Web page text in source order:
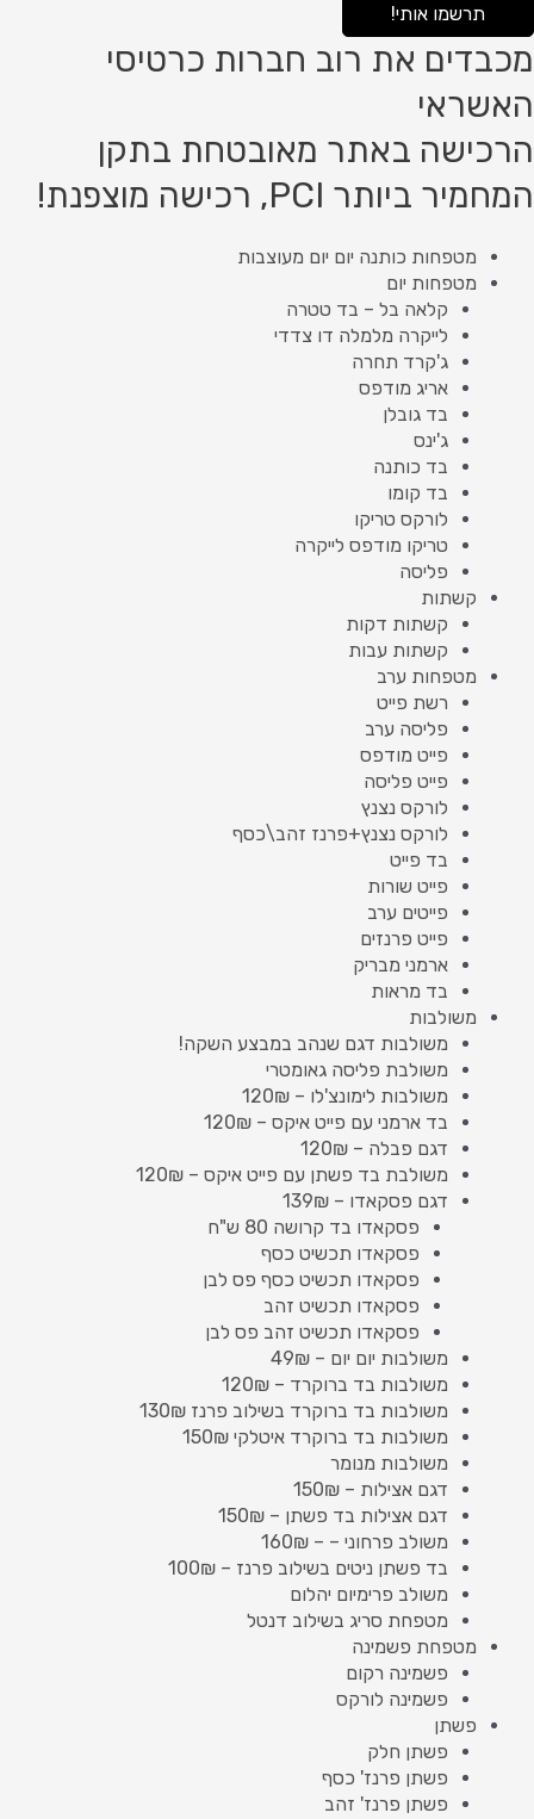
תרשמו אותי!
מכבדים את רוב חברות כרטיסי
האשראי
הרכישה באתר מאובטחת בתקן
המחמיר ביותר PCI, רכישה מוצפנת!
מטפחות כותנה יום יום מעוצבות
מטפחות יום
קלאה בל – בד טטרה
לייקרה מלמלה דו צדדי
ג'קרד תחרה
אריג מודפס
בד גובלן
ג'ינס
בד כותנה
בד קומו
לורקס טריקו
טריקו מודפס לייקרה
פליסה
קשתות
קשתות דקות
קשתות עבות
מטפחות ערב
רשת פייט
פליסה ערב
פייט מודפס
פייט פליסה
לורקס נצנץ
לורקס נצנץ+פרנז זהב\כסף
בד פייט
פייט שורות
פייטים ערב
פייט פרנזים
ארמני מבריק
בד מראות
משולבות
משולבות דגם שנהב במבצע השקה!
משולבת פליסה גאומטרי
משולבות לימונצ'לו – 120₪
בד ארמני עם פייט איקס – 120₪
דגם פבלה – 120₪
משולבת בד פשתן עם פייט איקס – 120₪
דגם פסקאדו – 139₪
פסקאדו בד קרושה 80 ש"ח
פסקאדו תכשיט כסף
פסקאדו תכשיט כסף פס לבן
פסקאדו תכשיט זהב
פסקאדו תכשיט זהב פס לבן
משולבות יום יום – 49₪
משולבות בד ברוקרד – 120₪
משולבות בד ברוקרד בשילוב פרנז 130₪
משולבות בד ברוקרד איטלקי 150₪
משולבות מנומר
דגם אצילות – 150₪
דגם אצילות בד פשתן – 150₪
משולב פרחוני – – 160₪
בד פשתן ניטים בשילוב פרנז – 100₪
משולב פרימיום יהלום
מטפחת סריג בשילוב דנטל
מטפחת פשמינה
פשמינה רקום
פשמינה לורקס
פשתן
פשתן חלק
פשתן פרנז' כסף
פשתן פרנז' זהב